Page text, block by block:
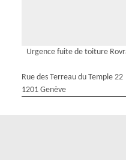
Urgence fuite de toiture
Rue des Terreau du Temple 22
1201 Genève